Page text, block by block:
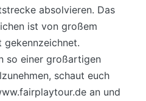
absolvieren. Das
ist von großem
gekennzeichnet.
so einer großartigen
schaut euch
an und